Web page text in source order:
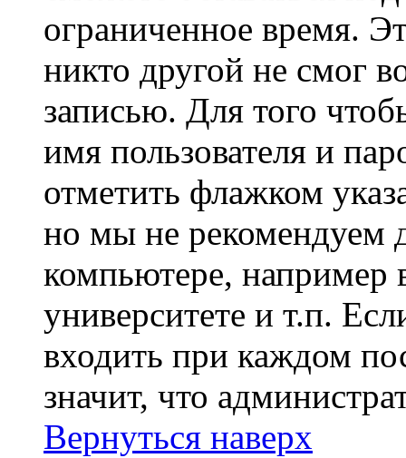
ограниченное время.
никто другой не смог
записью. Для того
имя пользователя и
отметить флажком
но мы не рекомендуем
компьютере, например
университете и т.п.
входить при каждом
значит, что
Вернуться наверх